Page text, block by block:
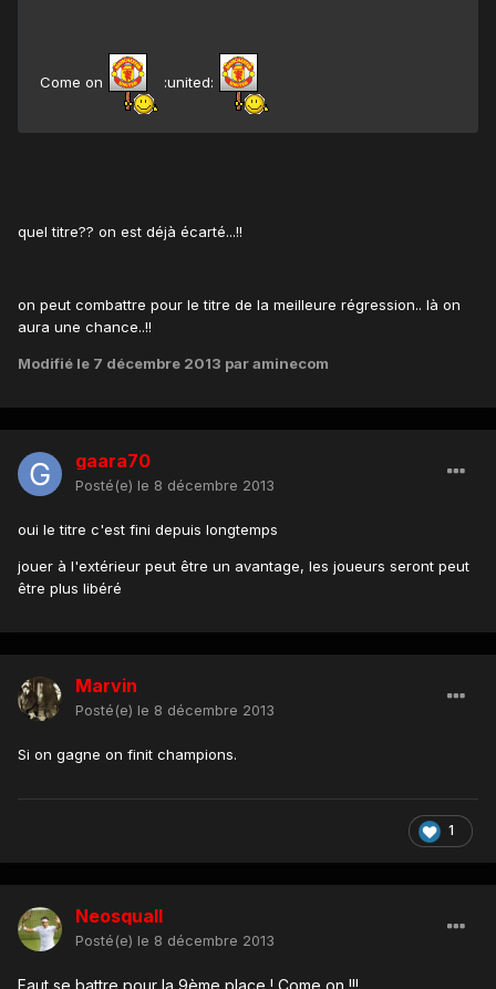
Come on :united:
quel titre?? on est déjà écarté...!!
on peut combattre pour le titre de la meilleure régression.. là on
aura une chance..!!
Modifié le 7 décembre 2013 par aminecom
gaara70
Posté(e) le 8 décembre 2013
oui le titre c'est fini depuis longtemps
jouer à l'extérieur peut être un avantage, les joueurs seront peut
être plus libéré
Marvin
Posté(e) le 8 décembre 2013
Si on gagne on finit champions.
1
Neosquall
Posté(e) le 8 décembre 2013
Faut se battre pour la 9ème place ! Come on !!!